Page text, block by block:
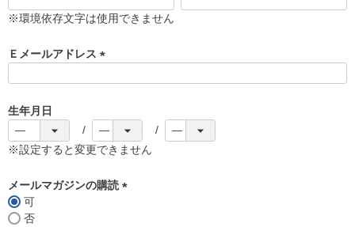
必
)
※環境依存文字は使用できません
Ｅメールアドレス
)
生年月日
※設定すると変更できません
メールマガジンの購読
可
否